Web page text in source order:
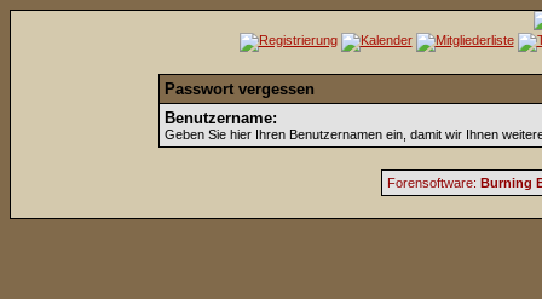
Passwort vergessen
Benutzername:
Geben Sie hier Ihren Benutzernamen ein, damit wir Ihnen
Forensoftware: Burning